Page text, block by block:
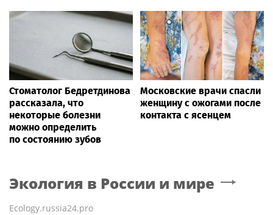
Стоматолог Бедретдинова
рассказала, что
некоторые болезни
можно определить
по состоянию зубов
Московские врачи спасли
женщину с ожогами после
контакта с ясенцем
Экология в России и мире
Ecology.russia24.pro